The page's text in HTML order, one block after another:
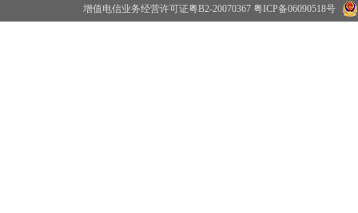
增值电信业务经营许可证粤B2-20070367 粤ICP备06090518号